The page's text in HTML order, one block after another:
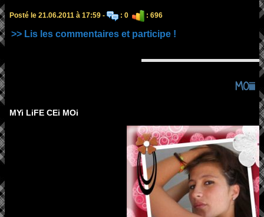
Posté le 21.06.2011 à 17:59 - : 0 : 696
>> Lis les commentaires et participe !
MOiiiii
MYi LiFE CEi MOi